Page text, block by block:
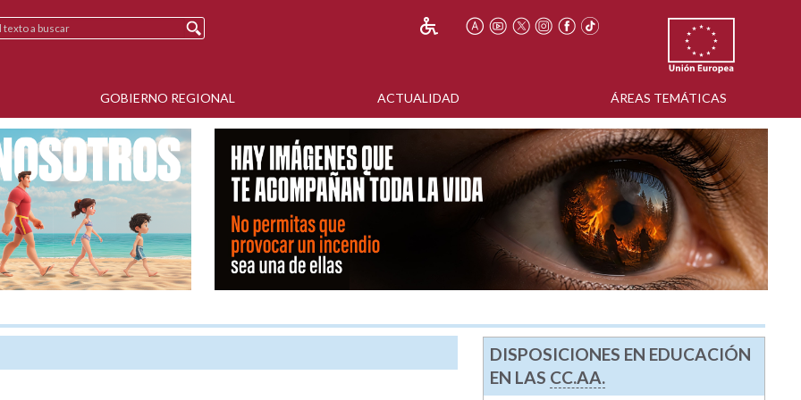
GOBIERNO REGIONAL ACTUALIDAD ÁREAS TEMÁTICAS
DISPOSICIONES EN EDUCACIÓN
EN LAS CC.AA.